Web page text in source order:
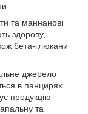
та маннанові
здорову,
бета-глюкани
джерело
в панцирях
продукцію
та